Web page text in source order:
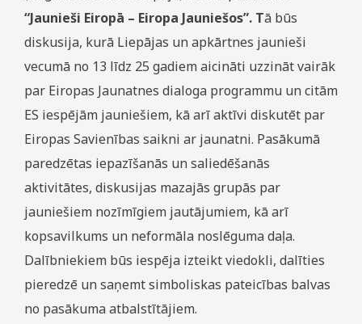
“Jaunieši Eiropā – Eiropa Jauniešos”. Tā būs
diskusija, kurā Liepājas un apkārtnes jaunieši
vecumā no 13 līdz 25 gadiem aicināti uzzināt vairāk
par Eiropas Jaunatnes dialoga programmu un citām
ES iespējām jauniešiem, kā arī aktīvi diskutēt par
Eiropas Savienības saikni ar jaunatni. Pasākumā
paredzētas iepazīšanās un saliedēšanās
aktivitātes, diskusijas mazajās grupās par
jauniešiem nozīmīgiem jautājumiem, kā arī
kopsavilkums un neformāla noslēguma daļa.
Dalībniekiem būs iespēja izteikt viedokli, dalīties
pieredzē un saņemt simboliskas pateicības balvas
no pasākuma atbalstītājiem.